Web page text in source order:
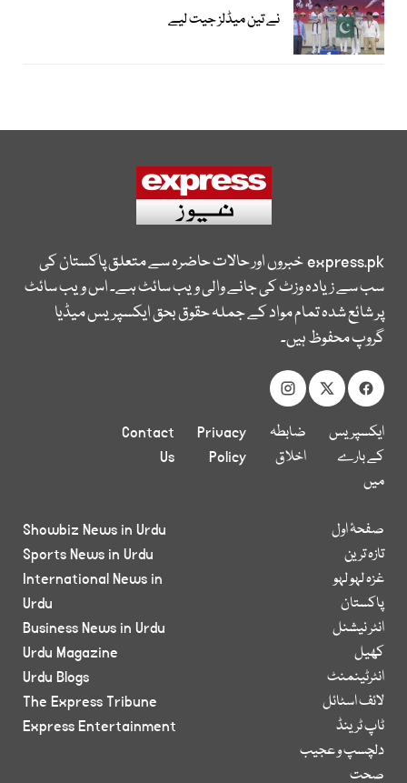
نے تین میڈلز جیت لیے
express.pkخبروں اور حالات حاضرہ سے متعلق پاکستان کی
سب سے زیادہ وزٹ کی جانے والی ویب سائٹ ہے۔ اس ویب سائٹ
پر شائع شدہ تمام مواد کے جملہ حقوق بحق ایکسپریس میڈیا
گروپ محفوظ ہیں۔
ایکسپریس
کے بارے
میں
ضابطہ
اخلاق
Privacy
Policy
Contact
Us
صفحۂ اول
تازہ ترین
غزہ لہو لہو
پاکستان
انٹر نیشنل
کھیل
انٹرٹینمنٹ
لائف اسٹائل
ٹاپ ٹرینڈ
دلچسپ و عجیب
صحت
Showbiz News in Urdu
Sports News in Urdu
International News in
Urdu
Business News in Urdu
Urdu Magazine
Urdu Blogs
The Express Tribune
Express Entertainment